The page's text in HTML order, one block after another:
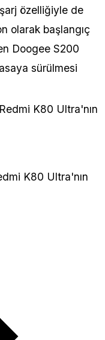
özelliğiyle de
olarak başlangıç
Doogee S200
sürülmesi
K80 Ultra'nın